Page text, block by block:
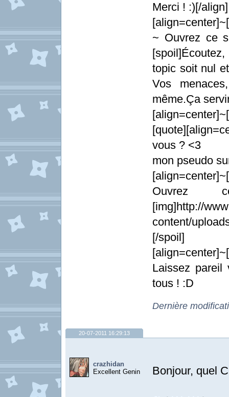
Merci ! :)[/align]
~ Ouvrez ce
topic soit nul
Vos
même.Ça
vous ? <3
mon pseudo
Ouvrez
[img]http://
content/
[/spoil]
Laissez
tous ! :D
Dernière
20-07-2011 16:29:13
crazhidan
Excellent Genin
Bonjour, quel